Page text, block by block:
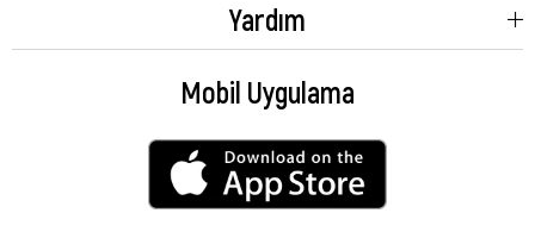
Yardım
Mobil Uygulama